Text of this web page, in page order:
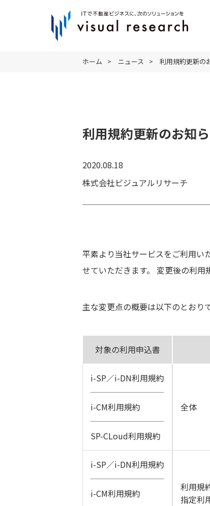
ホーム > ニュース > 利用規約更新の
利用規約更新のお知
2020.08.18
株式会社ビジュアルリサーチ
平素より当社サービスをご利用い
せていただきます。 変更後の利用
主な変更点の概要は以下のとおりで
対象の利用申込書
i-SP／i-DN利用規約
i-CM利用規約
SP-CLoud利用規約
全体
i-SP／i-DN利用規約
i-CM利用規約
利用規
指定利